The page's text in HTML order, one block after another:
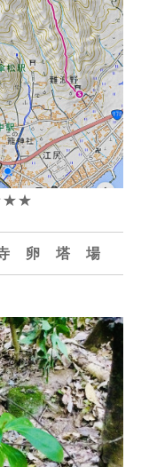
卵 塔 場